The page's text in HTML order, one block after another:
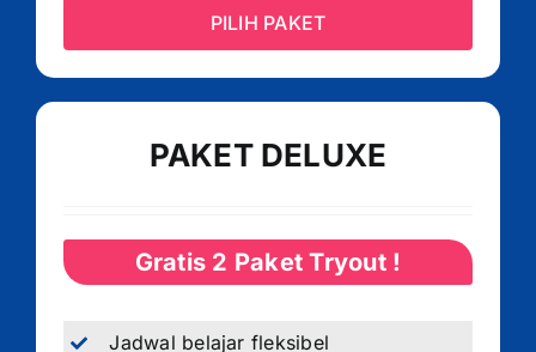
PILIH PAKET
PAKET DELUXE
Gratis 2 Paket Tryout !
Jadwal belajar fleksibel